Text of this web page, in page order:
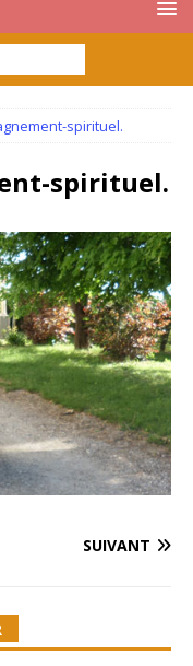
spirituel.
spirituel.
SUIVANT